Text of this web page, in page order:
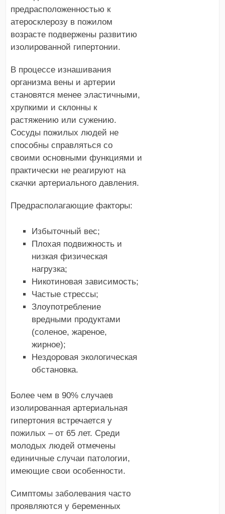
предрасположенностью к
атеросклерозу в пожилом
возрасте подвержены развитию
изолированной гипертонии.
В процессе изнашивания
организма вены и артерии
становятся менее эластичными,
хрупкими и склонны к
растяжению или сужению.
Сосуды пожилых людей не
способны справляться со
своими основными функциями и
практически не реагируют на
скачки артериального давления.
Предрасполагающие факторы:
Избыточный вес;
Плохая подвижность и
низкая физическая
нагрузка;
Никотиновая зависимость;
Частые стрессы;
Злоупотребление
вредными продуктами
(соленое, жареное,
жирное);
Нездоровая экологическая
обстановка.
Более чем в 90% случаев
изолированная артериальная
гипертония встречается у
пожилых – от 65 лет. Среди
молодых людей отмечены
единичные случаи патологии,
имеющие свои особенности.
Симптомы заболевания часто
проявляются у беременных